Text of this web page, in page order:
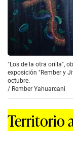
"Los de la otra orilla",
exposición "Rember y
octubre.
/ Rember Yahuarcani
Territorio